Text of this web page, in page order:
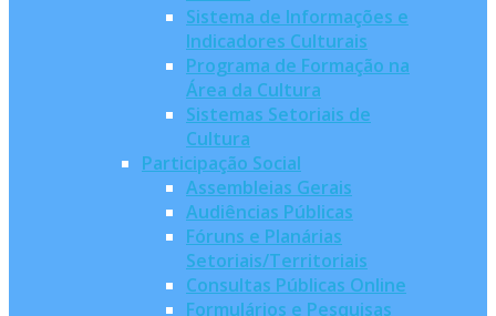
Sistema de Informações e
Indicadores Culturais
Programa de Formação na
Área da Cultura
Sistemas Setoriais de
Cultura
Participação Social
Assembleias Gerais
Audiências Públicas
Fóruns e Planárias
Setoriais/Territoriais
Consultas Públicas Online
Formulários e Pesquisas